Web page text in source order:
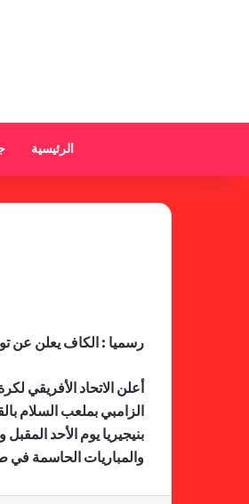
الرئيسية
رسميا : الكاف يعلن عن توقيت مباريات ذهاب
الزامبي بملعب السلام
بنيجيريا يوم الأحد
والمباريات الحاسمة في